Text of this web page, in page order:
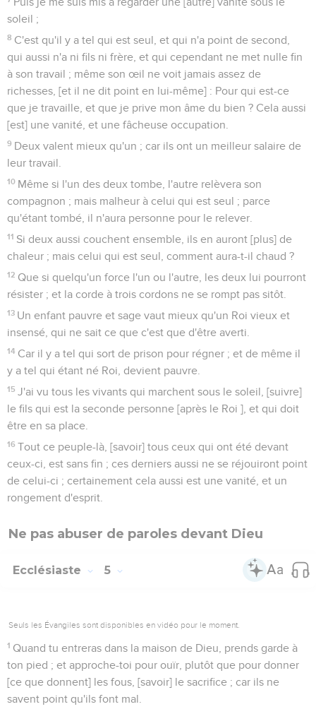
soleil ;
8 C'est qu'il y a tel qui est seul, et qui n'a point de second,
qui aussi n'a ni fils ni frère, et qui cependant ne met nulle fin
à son travail ; même son œil ne voit jamais assez de
richesses, [et il ne dit point en lui-même] : Pour qui est-ce
que je travaille, et que je prive mon âme du bien ? Cela aussi
[est] une vanité, et une fâcheuse occupation.
9 Deux valent mieux qu'un ; car ils ont un meilleur salaire de
leur travail.
10 Même si l'un des deux tombe, l'autre relèvera son
compagnon ; mais malheur à celui qui est seul ; parce
qu'étant tombé, il n'aura personne pour le relever.
11 Si deux aussi couchent ensemble, ils en auront [plus] de
chaleur ; mais celui qui est seul, comment aura-t-il chaud ?
12 Que si quelqu'un force l'un ou l'autre, les deux lui pourront
résister ; et la corde à trois cordons ne se rompt pas sitôt.
13 Un enfant pauvre et sage vaut mieux qu'un Roi vieux et
insensé, qui ne sait ce que c'est que d'être averti.
14 Car il y a tel qui sort de prison pour régner ; et de même il
y a tel qui étant né Roi, devient pauvre.
15 J'ai vu tous les vivants qui marchent sous le soleil, [suivre]
le fils qui est la seconde personne [après le Roi ], et qui doit
être en sa place.
16 Tout ce peuple-là, [savoir] tous ceux qui ont été devant
ceux-ci, est sans fin ; ces derniers aussi ne se réjouiront point
de celui-ci ; certainement cela aussi est une vanité, et un
rongement d'esprit.
Ne pas abuser de paroles devant Dieu
Ecclésiaste 5
Seuls les Évangiles sont disponibles en vidéo pour le moment.
1 Quand tu entreras dans la maison de Dieu, prends garde à
ton pied ; et approche-toi pour ouïr, plutôt que pour donner
[ce que donnent] les fous, [savoir] le sacrifice ; car ils ne
savent point qu'ils font mal.